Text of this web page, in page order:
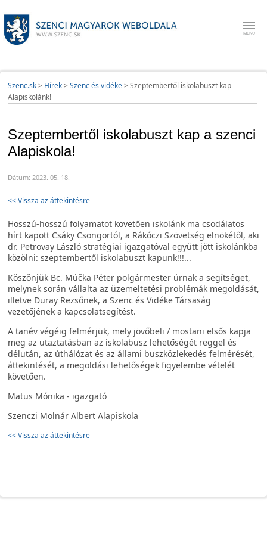
Szenc.sk> Hírek> Szenc és vidéke> Szeptembertől iskolabuszt kap
Alapiskolánk!
Szeptembertől iskolabuszt kap a szenci
Alapiskola!
Dátum: 2023. 05. 18.
<< Vissza az áttekintésre
Hosszú-hosszú folyamatot követően iskolánk ma csodálatos
hírt kapott Csáky Csongortól, a Rákóczi Szövetség elnökétől, aki
dr. Petrovay László stratégiai igazgatóval együtt jött iskolánkba
közölni: szeptembertől iskolabuszt kapunk!!!...
Köszönjük Bc. Múčka Péter polgármester úrnak a segítséget,
melynek során vállalta az üzemeltetési problémák megoldását,
illetve Duray Rezsőnek, a Szenc és Vidéke Társaság
vezetőjének a kapcsolatsegítést.
A tanév végéig felmérjük, mely jövőbeli / mostani elsős kapja
meg az utaztatásban az iskolabusz lehetőségét reggel és
délután, az úthálózat és az állami buszközlekedés felmérését,
áttekintését, a megoldási lehetőségek figyelembe vételét
követően.
Matus Mónika - igazgató
Szenczi Molnár Albert Alapiskola
<< Vissza az áttekintésre